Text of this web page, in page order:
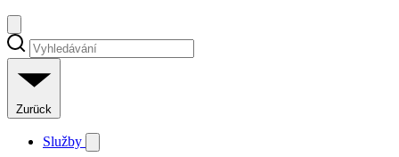
Zurück
Služby